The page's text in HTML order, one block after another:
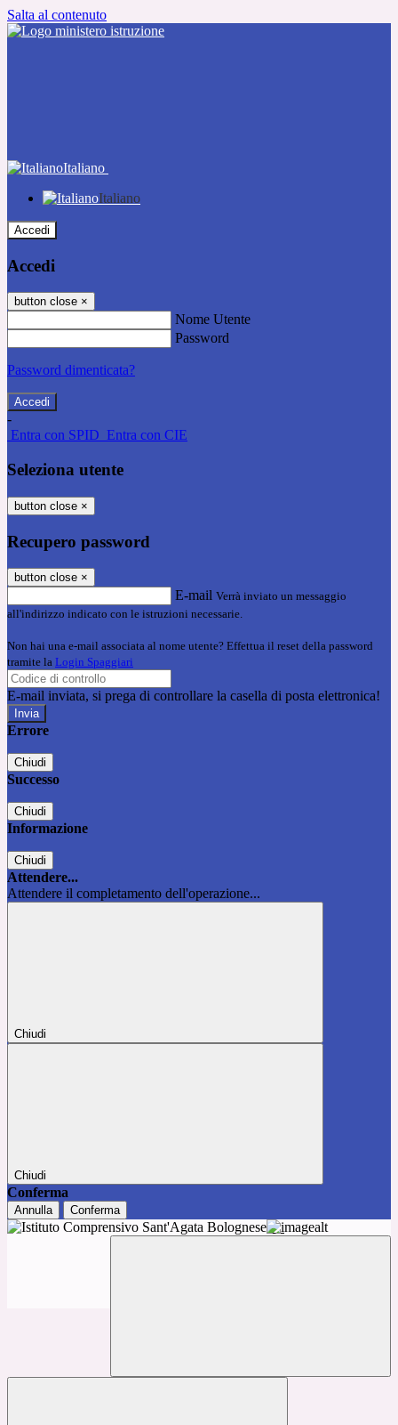
Salta al contenuto
Italiano
Italiano
Accedi
Accedi
button close ×
Nome Utente
Password
Password dimenticata?
-
Entra con SPID Entra con CIE
Seleziona utente
button close ×
Recupero password
button close ×
E-mail Verrà inviato un messaggio
all'indirizzo indicato con le istruzioni necessarie.
Non hai una e-mail associata al nome utente? Effettua il reset della password
tramite la Login Spaggiari
E-mail inviata, si prega di controllare la casella di posta elettronica!
Errore
Chiudi
Successo
Chiudi
Informazione
Chiudi
Attendere...
Attendere il completamento dell'operazione...
Chiudi
Chiudi
Conferma
Annulla Conferma